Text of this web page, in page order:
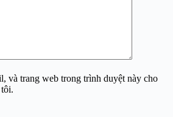
và trang web trong trình duyệt này cho